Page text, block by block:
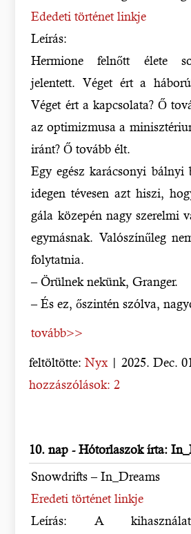
Ededeti történet linkje
Leírás:
Hermione felnőtt élete
jelentett. Véget ért a
Véget ért a kapcsolata? Ő
az optimizmusa a
iránt? Ő tovább élt.
Egy egész karácsonyi bálnyi
idegen tévesen azt hiszi,
gála közepén nagy szerelmi
egymásnak. Valószínűleg
folytatnia.
– Örülnek nekünk, Granger.
– És ez, őszintén szólva,
tovább>>
feltöltötte:Nyx | 2025. Dec.
hozzászólások: 2
10. nap - Hótorlaszok írta:
Snowdrifts – In_Dreams
Eredeti történet linkje
Leírás: A